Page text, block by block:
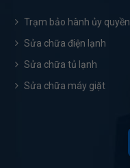
Trạm bảo hành ủy quyền
Sửa chữa điện lạnh
Sửa chữa tủ lạnh
Sửa chữa máy giặt